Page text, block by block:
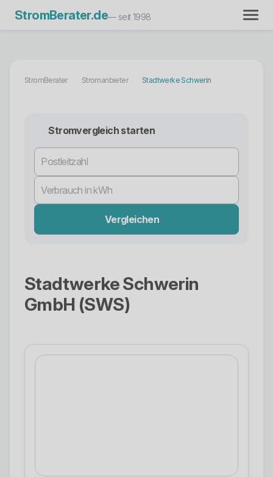
StromBerater.de— seit 1998
StromBerater Stromanbieter Stadtwerke Schwerin
Stromvergleich starten
Vergleichen
Stadtwerke Schwerin
GmbH (SWS)